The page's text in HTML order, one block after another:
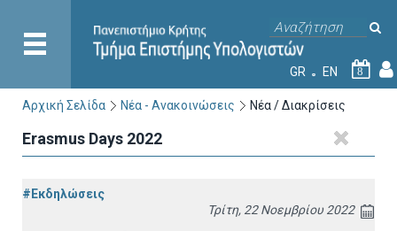
GR EN 8
Αρχική Σελίδα Νέα - Ανακοινώσεις Νέα / Διακρίσεις
Erasmus Days 2022
#Εκδηλώσεις
Τρίτη, 22 Νοεμβρίου 2022